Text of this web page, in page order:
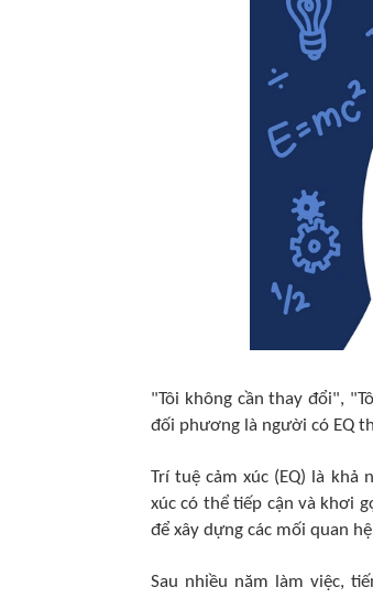
"Tôi không cần thay đổi",
đối phương là người có EQ
Trí tuệ cảm xúc (EQ) là khả
xúc có thể tiếp cận và khơi
để xây dựng các mối quan
Sau nhiều năm làm việc,